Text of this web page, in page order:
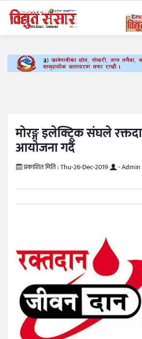
मोरङ्ग इलेक्ट्रिक संघले
आयोजना गर्दै
प्रकाशित मिति :Thu-26-Dec-2019 - Admin